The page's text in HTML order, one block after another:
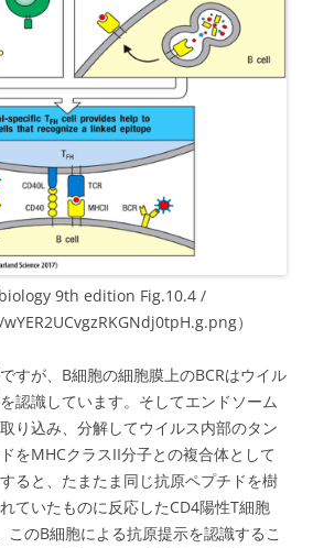
9th edition Fig.10.4 /
）
すが、B細胞の細胞膜上のBCRはウイル
認識しています。そしてエンドソーム
り込み、分解してウイルス内部のタン
をMHCクラスII分子との複合体として
ると、たまたま同じ抗原ペプチドを樹
ていたものに反応したCD4陽性T細胞
このB細胞による抗原提示を認識するこ